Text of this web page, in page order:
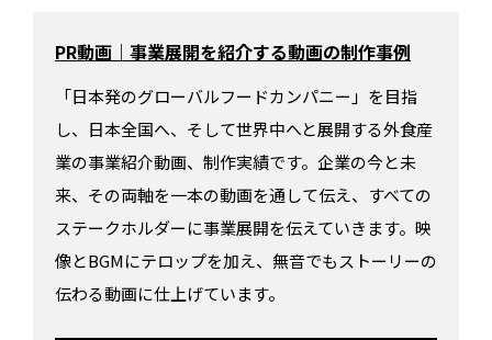
PR動画｜事業展開を紹介する動画の制作事例
「日本発のグローバルフードカンパニー」を目指
し、日本全国へ、そして世界中へと展開する外食産
業の事業紹介動画、制作実績です。企業の今と未
来、その両軸を一本の動画を通して伝え、すべての
ステークホルダーに事業展開を伝えていきます。映
像とBGMにテロップを加え、無音でもストーリーの
伝わる動画に仕上げています。